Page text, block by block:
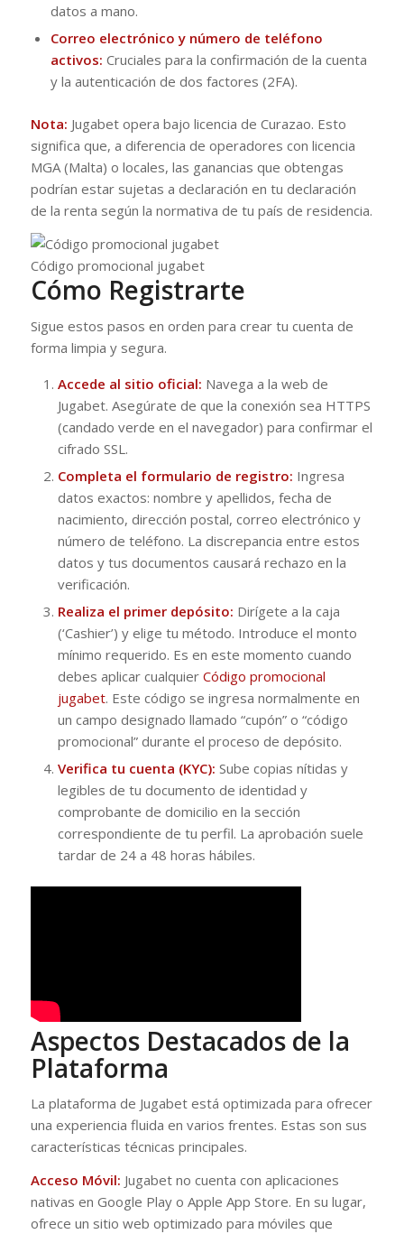
datos a mano.
Correo electrónico y número de teléfono
activos: Cruciales para la confirmación de la cuenta
y la autenticación de dos factores (2FA).
Nota: Jugabet opera bajo licencia de Curazao. Esto
significa que, a diferencia de operadores con licencia
MGA (Malta) o locales, las ganancias que obtengas
podrían estar sujetas a declaración en tu declaración
de la renta según la normativa de tu país de residencia.
Código promocional jugabet
Cómo Registrarte
Sigue estos pasos en orden para crear tu cuenta de
forma limpia y segura.
Accede al sitio oficial: Navega a la web de
Jugabet. Asegúrate de que la conexión sea HTTPS
(candado verde en el navegador) para confirmar el
cifrado SSL.
Completa el formulario de registro: Ingresa
datos exactos: nombre y apellidos, fecha de
nacimiento, dirección postal, correo electrónico y
número de teléfono. La discrepancia entre estos
datos y tus documentos causará rechazo en la
verificación.
Realiza el primer depósito: Dirígete a la caja
(‘Cashier’) y elige tu método. Introduce el monto
mínimo requerido. Es en este momento cuando
debes aplicar cualquier Código promocional
jugabet. Este código se ingresa normalmente en
un campo designado llamado “cupón” o “código
promocional” durante el proceso de depósito.
Verifica tu cuenta (KYC): Sube copias nítidas y
legibles de tu documento de identidad y
comprobante de domicilio en la sección
correspondiente de tu perfil. La aprobación suele
tardar de 24 a 48 horas hábiles.
Aspectos Destacados de la
Plataforma
La plataforma de Jugabet está optimizada para ofrecer
una experiencia fluida en varios frentes. Estas son sus
características técnicas principales.
Acceso Móvil: Jugabet no cuenta con aplicaciones
nativas en Google Play o Apple App Store. En su lugar,
ofrece un sitio web optimizado para móviles que